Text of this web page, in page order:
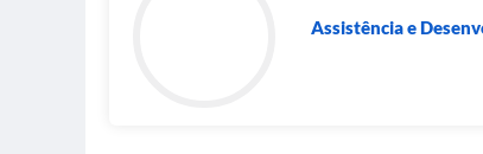
Assistência e